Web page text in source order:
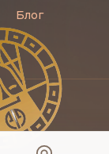
Блог